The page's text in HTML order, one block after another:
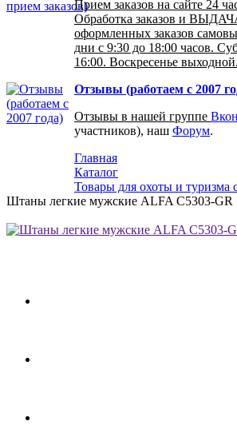
Прием заказов на сайте 24
Обработка заказов и
оформленных заказов
дни с 9:30 до 18:00 часов.
16:00. Воскресенье выходной.
Отзывы (работаем с 2007
Отзывы в нашей группе
участников), наш Форум.
Главная
Каталог
Товары для охоты и туризма
Штаны легкие мужские ALFA C5303-GR